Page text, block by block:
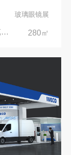
玻璃眼镜展
2024年德国杜塞尔多夫玻璃工业展览会Glasstec|德国杜塞尔多夫会展中心 280㎡